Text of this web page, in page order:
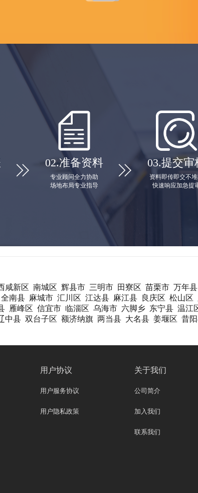
 02.准备资料
专业顾问全力协助
场地布局专业指导
 03.提交审
资料即传即交不
快速响应加急提
咸新区 南城区 辉县市 三明市 田寮区 苗栗市 万年县
全南县 麻城市 汇川区 江达县 麻江县 良庆区 松山区
雁峰区 信宜市 临淄区 乌海市 六脚乡 东宁县 温江
中县 双台子区 额济纳旗 两当县 大名县 姜堰区 昔
用户协议
用户服务协议
用户隐私政策
关于我们
公司简介
加入我们
联系我们